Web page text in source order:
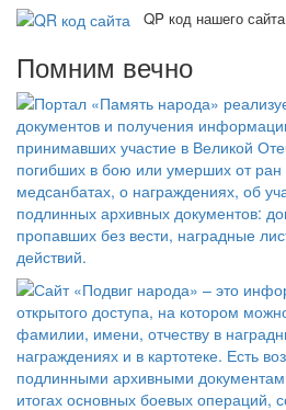
QP код нашего сайта
Помним вечно